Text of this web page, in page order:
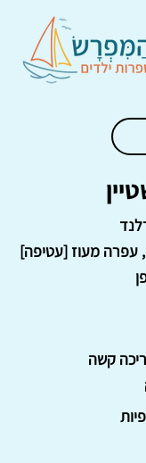
עפרה מעוז [עטיפה]